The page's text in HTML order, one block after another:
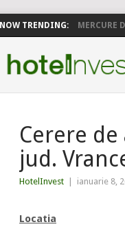
NOW TRENDING: MERCURE
Cerere
jud.
HotelInvest ianuarie 8,
Locatia